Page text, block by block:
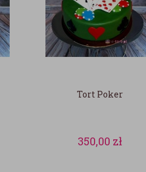
Tort Poker
350,00 zł